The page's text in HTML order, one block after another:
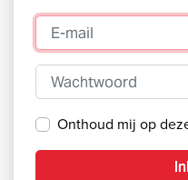
E-mail
Wachtwoord
Onthoud mij op